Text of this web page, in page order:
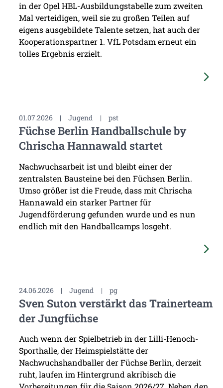
in der Opel HBL-Ausbildungstabelle zum zweiten
Mal verteidigen, weil sie zu großen Teilen auf
eigens ausgebildete Talente setzen, hat auch der
Kooperationspartner 1. VfL Potsdam erneut ein
tolles Ergebnis erzielt.
01.07.2026 | Jugend | pst
Füchse Berlin Handballschule by
Chrischa Hannawald startet
Nachwuchsarbeit ist und bleibt einer der
zentralsten Bausteine bei den Füchsen Berlin.
Umso größer ist die Freude, dass mit Chrischa
Hannawald ein starker Partner für
Jugendförderung gefunden wurde und es nun
endlich mit den Handballcamps losgeht.
24.06.2026 | Jugend | pg
Sven Suton verstärkt das Trainerteam
der Jungfüchse
Auch wenn der Spielbetrieb in der Lilli-Henoch-
Sporthalle, der Heimspielstätte der
Nachwuchshandballer der Füchse Berlin, derzeit
ruht, laufen im Hintergrund akribisch die